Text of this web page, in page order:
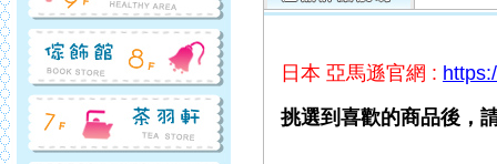
日本 亞馬遜官網 :
挑選到喜歡的商品後，